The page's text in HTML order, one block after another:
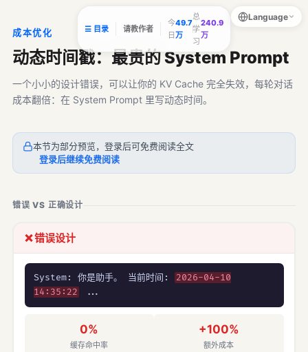
成本优化
动态时间戳：最贵的 System Prompt
一个小小的设计错误，可以让你的 KV Cache 完全失效，每轮对话
成本翻倍：在 System Prompt 里写动态时间。
本节为部分预览，登录后可免费阅读全文
登录后继续免费阅读
错误 VS 正确设计
❌ 错误设计
System: 你是助手。 当前时间:
2026-04-10
14:35:22
...
0%
缓存命中率
+100%
额外成本
☰ 目录 请教作者
今
日
49.7
万
总
学
习
240.9
万
Language